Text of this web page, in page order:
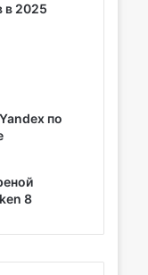
в 2025
по
8